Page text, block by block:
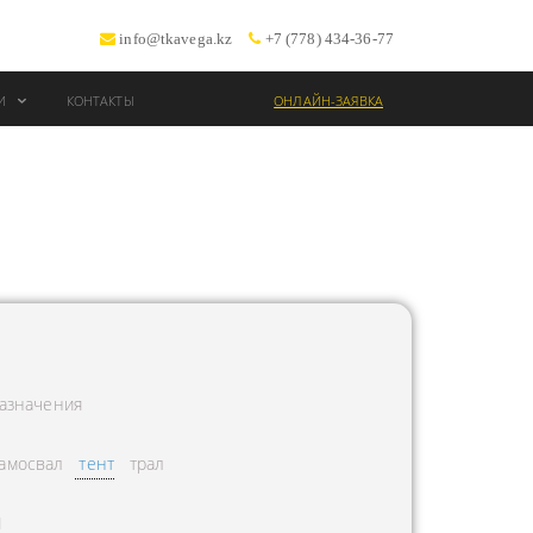
info@tkavega.kz +7 (778) 434-36-77
КОНТАКТЫ ОНЛАЙН-ЗАЯВКА
тент трал